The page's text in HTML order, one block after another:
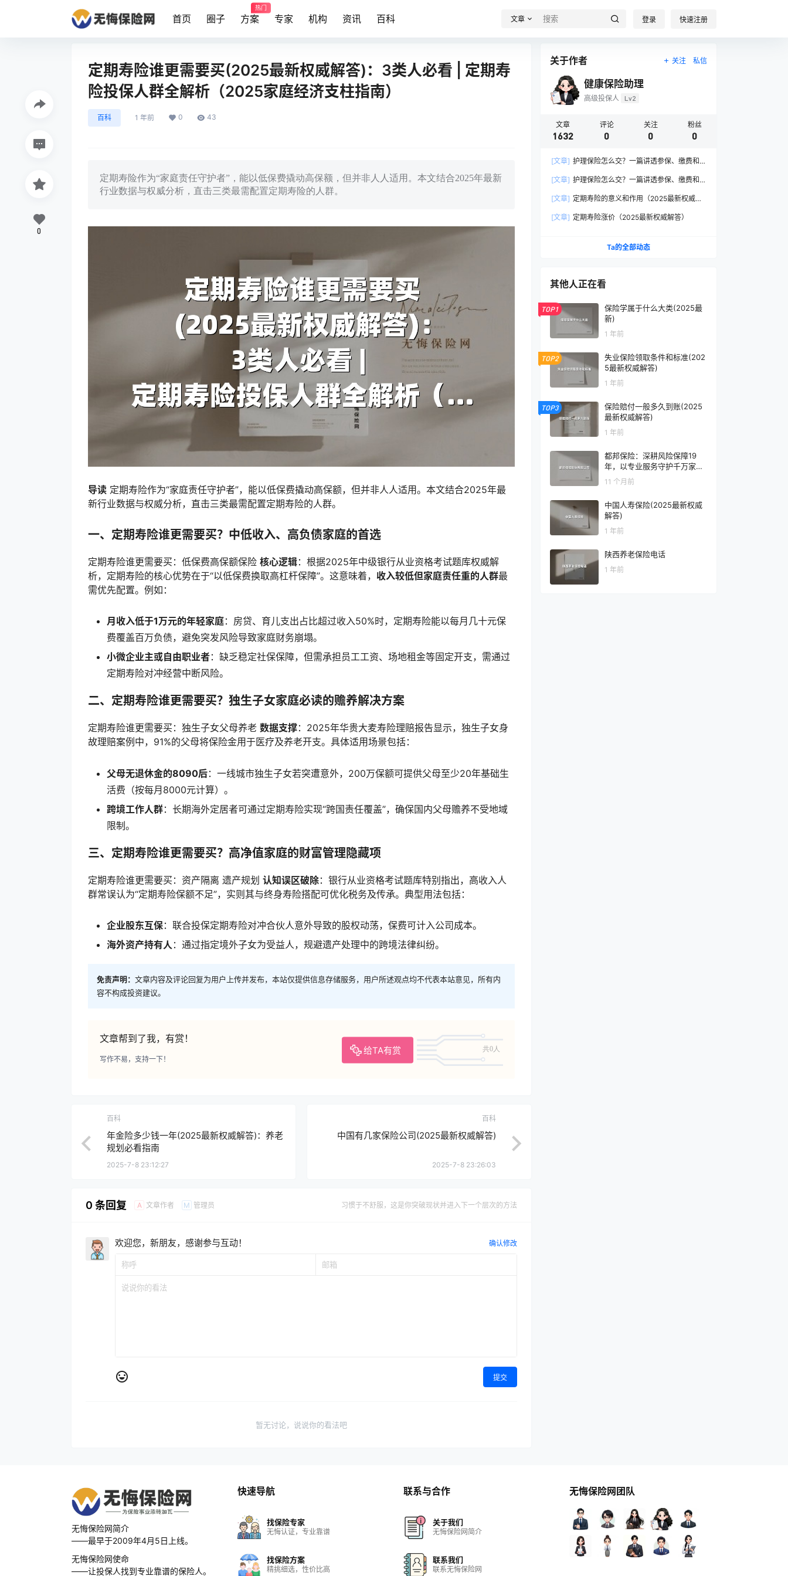
首页 圈子 方案
热门
专家 机构 资讯 百科 文章 登录 快速注册
定期寿险谁更需要买(2025最新权威解答)：3类人必看 | 定期寿
险投保人群全解析（2025家庭经济支柱指南）
百科 1 年前 0 43
定期寿险作为“家庭责任守护者”，能以低保费撬动高保额，但并非人人适用。本文结合2025年最新
行业数据与权威分析，直击三类最需配置定期寿险的人群。
导读 定期寿险作为“家庭责任守护者”，能以低保费撬动高保额，但并非人人适用。本文结合2025年最
新行业数据与权威分析，直击三类最需配置定期寿险的人群。
一、定期寿险谁更需要买？中低收入、高负债家庭的首选
定期寿险谁更需要买：低保费高保额保险 核心逻辑：根据2025年中级银行从业资格考试题库权威解
析，定期寿险的核心优势在于“以低保费换取高杠杆保障”。这意味着， 收入较低但家庭责任重的人群最
需优先配置。例如：
月收入低于1万元的年轻家庭：房贷、育儿支出占比超过收入50%时，定期寿险能以每月几十元保
费覆盖百万负债，避免突发风险导致家庭财务崩塌。
小微企业主或自由职业者：缺乏稳定社保保障，但需承担员工工资、场地租金等固定开支，需通过
定期寿险对冲经营中断风险。
二、定期寿险谁更需要买？独生子女家庭必读的赡养解决方案
定期寿险谁更需要买：独生子女父母养老 数据支撑：2025年华贵大麦寿险理赔报告显示，独生子女身
故理赔案例中，91%的父母将保险金用于医疗及养老开支。具体适用场景包括：
父母无退休金的8090后：一线城市独生子女若突遭意外，200万保额可提供父母至少20年基础生
活费（按每月8000元计算）。
跨境工作人群：长期海外定居者可通过定期寿险实现“跨国责任覆盖”，确保国内父母赡养不受地域
限制。
三、定期寿险谁更需要买？高净值家庭的财富管理隐藏项
定期寿险谁更需要买：资产隔离 遗产规划 认知误区破除：银行从业资格考试题库特别指出，高收入人
群常误认为“定期寿险保额不足”，实则其与终身寿险搭配可优化税务及传承。典型用法包括：
企业股东互保：联合投保定期寿险对冲合伙人意外导致的股权动荡，保费可计入公司成本。
海外资产持有人 ：通过指定境外子女为受益人，规避遗产处理中的跨境法律纠纷。
免责声明： 文章内容及评论回复为用户上传并发布，本站仅提供信息存储服务，用户所述观点均不代表本站意见，所有内
容不构成投资建议。
文章帮到了我，有赏！
给TA有赏 共0人
写作不易，支持一下！
0
百科
年金险多少钱一年(2025最新权威解答)：养老
规划必看指南
2025-7-8 23:12:27
百科
中国有几家保险公司(2025最新权威解答)
2025-7-8 23:26:03
0 条回复 A 文章作者 M 管理员 习惯于不舒服，这是你突破现状并进入下一个层次的方法
欢迎您，新朋友，感谢参与互动！ 确认修改
提交
暂无讨论，说说你的看法吧
关于作者 关注 私信
健康保险助理
高级投保人 Lv2
文章
1632
评论
0
关注
0
粉丝
0
[文章] 护理保险怎么交？一篇讲透参保、缴费和
[文章] 护理保险怎么交？一篇讲透参保、缴费和
[文章] 定期寿险的意义和作用（2025最新权威解
[文章] 定期寿险涨价（2025最新权威解答）
Ta的全部动态
其他人正在看
TOP1
保险学属于什么大类(2025最
新)
1 年前
TOP2
失业保险领取条件和标准(202
5最新权威解答)
1 年前
TOP3
保险赔付一般多久到账(2025
最新权威解答)
1 年前
都邦保险：深耕风险保障19
年，以专业服务守护千万家庭
与企业
11 个月前
中国人寿保险(2025最新权威
解答)
1 年前
陕西养老保险电话
1 年前
无悔保险网简介
——最早于2009年4月5日上线。
无悔保险网使命
——让投保人找到专业靠谱的保险人。
快速导航
找保险专家
无悔认证，专业靠谱
找保险方案
精挑细选，性价比高
联系与合作
关于我们
无悔保险网简介
联系我们
联系无悔保险网
无悔保险网团队